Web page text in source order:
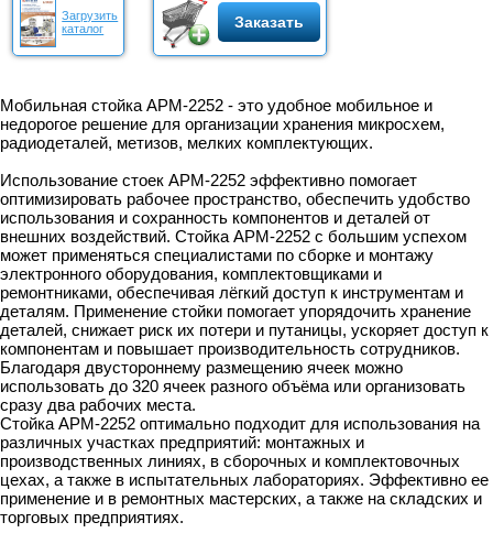
Загрузить
каталог
Заказать
Мобильная стойка АРМ-2252 - это удобное мобильное и
недорогое решение для организации хранения микросхем,
радиодеталей, метизов, мелких комплектующих.
Использование стоек АРМ-2252 эффективно помогает
оптимизировать рабочее пространство, обеспечить удобство
использования и сохранность компонентов и деталей от
внешних воздействий. Стойка АРМ-2252 с большим успехом
может применяться специалистами по сборке и монтажу
электронного оборудования, комплектовщиками и
ремонтниками, обеспечивая лёгкий доступ к инструментам и
деталям. Применение стойки помогает упорядочить хранение
деталей, снижает риск их потери и путаницы, ускоряет доступ к
компонентам и повышает производительность сотрудников.
Благодаря двустороннему размещению ячеек можно
использовать до 320 ячеек разного объёма или организовать
сразу два рабочих места.
Стойка АРМ-2252 оптимально подходит для использования на
различных участках предприятий: монтажных и
производственных линиях, в сборочных и комплектовочных
цехах, а также в испытательных лабораториях. Эффективно ее
применение и в ремонтных мастерских, а также на складских и
торговых предприятиях.